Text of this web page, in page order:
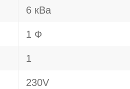
6 кВа
1 Ф
1
230V